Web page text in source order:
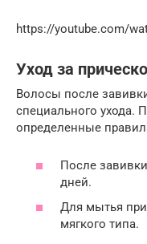
https://youtube.com/
Уход за
Волосы после
специального ухода.
определенные
После
дней.
Для мытья
мягкого типа.